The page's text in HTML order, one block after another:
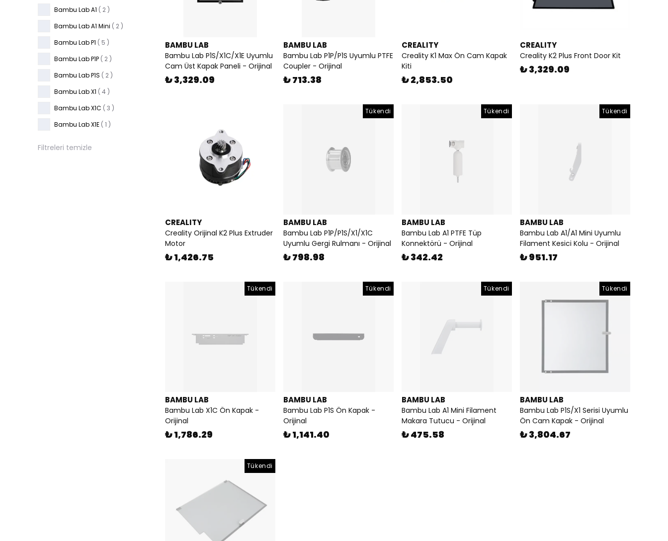
Bambu Lab A1 ( 2 )
Bambu Lab A1 Mini ( 2 )
Bambu Lab P1 ( 5 )
Bambu Lab P1P ( 2 )
Bambu Lab P1S ( 2 )
Bambu Lab X1 ( 4 )
Bambu Lab X1C ( 3 )
Bambu Lab X1E ( 1 )
Filtreleri temizle
BAMBU LAB
Bambu Lab P1S/X1C/X1E Uyumlu
Cam Üst Kapak Paneli - Orijinal
₺ 3,329.09
BAMBU LAB
Bambu Lab P1P/P1S Uyumlu PTFE
Coupler - Orijinal
₺ 713.38
CREALITY
Creality K1 Max Ön Cam Kapak
Kiti
₺ 2,853.50
CREALITY
Creality K2 Plus Front Door Kit
₺ 3,329.09
CREALITY
Creality Orijinal K2 Plus Extruder
Motor
₺ 1,426.75
Tükendi
BAMBU LAB
Bambu Lab P1P/P1S/X1/X1C
Uyumlu Gergi Rulmanı - Orijinal
₺ 798.98
Tükendi
BAMBU LAB
Bambu Lab A1 PTFE Tüp
Konnektörü - Orijinal
₺ 342.42
Tükendi
BAMBU LAB
Bambu Lab A1/A1 Mini Uyumlu
Filament Kesici Kolu - Orijinal
₺ 951.17
Tükendi
BAMBU LAB
Bambu Lab X1C Ön Kapak -
Orijinal
₺ 1,786.29
Tükendi
BAMBU LAB
Bambu Lab P1S Ön Kapak -
Orijinal
₺ 1,141.40
Tükendi
BAMBU LAB
Bambu Lab A1 Mini Filament
Makara Tutucu - Orijinal
₺ 475.58
Tükendi
BAMBU LAB
Bambu Lab P1S/X1 Serisi Uyumlu
Ön Cam Kapak - Orijinal
₺ 3,804.67
Tükendi